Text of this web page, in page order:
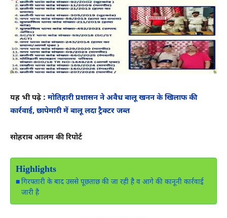
यह भी पढ़े : मोतिहारी प्रशासन ने अवैध बालू खनन के खिलाफ की
कार्रवाई, छापेमारी में बालू लदा ट्रैक्टर जब्त
सोहराब आलम की रिपोर्ट
Highlights
गिरफ्तारी के बाद उससे पूछताछ की जा रही है व आगे की कानूनी कार्रवाई
जारी है